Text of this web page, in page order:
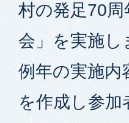
村の発足70
会」を実施し
例年の実施内
を作成し参